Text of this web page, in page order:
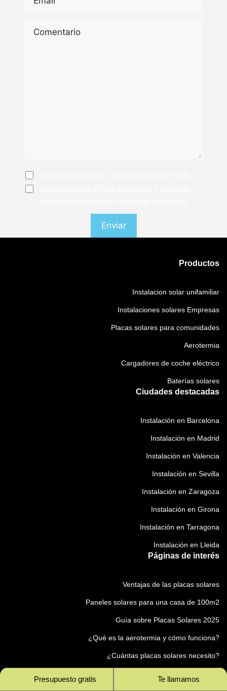
Presupuesto gratis Te llamamos
Consentimiento
Consentimiento
Productos
Instalacion solar unifamiliar
Instalaciones solares Empresas
Placas solares para comunidades
Aerotermia
Cargadores de coche eléctrico
Baterías solares
Ciudades destacadas
Instalación en Barcelona
Instalación en Madrid
Instalación en Valencia
Instalación en Sevilla
Instalación en Zaragoza
Instalación en Girona
Instalación en Tarragona
Instalación en Lleida
Páginas de interés
Ventajas de las placas solares
Paneles solares para una casa de 100m2
Guía sobre Placas Solares 2025
¿Qué es la aerotermia y cómo funciona?
¿Cuántas placas solares necesito?